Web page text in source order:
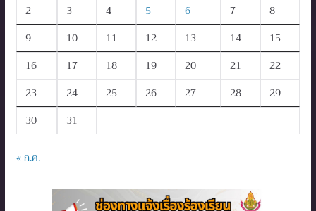
2
3 4 5 6 7
8
9
10 11 12 13 14
15
16
17 18 19 20 21
22
23
24 25 26 27 28
29
30
31
« ก.ค.